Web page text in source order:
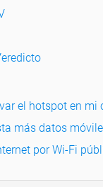
el hotspot en mi
más datos
por Wi-Fi